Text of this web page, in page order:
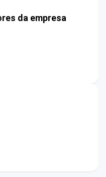
da empresa